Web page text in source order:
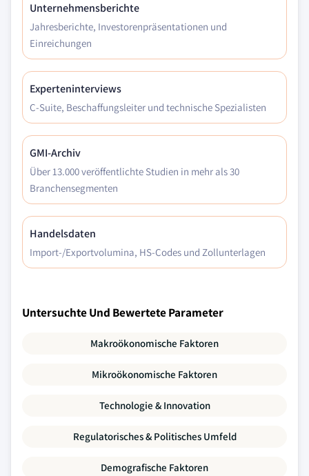
Unternehmensberichte
Jahresberichte, Investorenpräsentationen und
Einreichungen
Experteninterviews
C-Suite, Beschaffungsleiter und technische Spezialisten
GMI-Archiv
Über 13.000 veröffentlichte Studien in mehr als 30
Branchensegmenten
Handelsdaten
Import-/Exportvolumina, HS-Codes und Zollunterlagen
Untersuchte Und Bewertete Parameter
Makroökonomische Faktoren
Mikroökonomische Faktoren
Technologie & Innovation
Regulatorisches & Politisches Umfeld
Demografische Faktoren